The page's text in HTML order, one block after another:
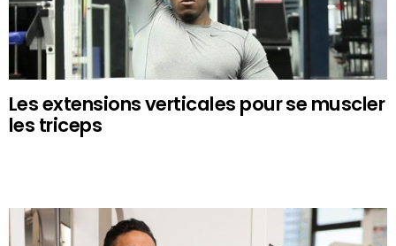
Les extensions verticales pour se muscler
les triceps